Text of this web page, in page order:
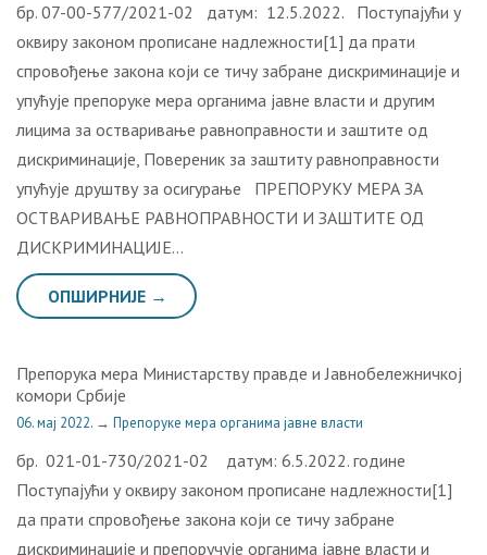
бр. 07-00-577/2021-02 датум: 12.5.2022. Поступајући у
оквиру законом прописане надлежности[1] да прати
спровођење закона који се тичу забране дискриминације и
упућује препоруке мера органима јавне власти и другим
лицима за остваривање равноправности и заштите од
дискриминације, Повереник за заштиту равноправности
упућује друштву за осигурање ПРЕПОРУКУ МЕРА ЗА
ОСТВАРИВАЊЕ РАВНОПРАВНОСТИ И ЗАШТИТЕ ОД
ДИСКРИМИНАЦИЈЕ…
ОПШИРНИЈЕ →
Препорука мера Министарству правде и Јавнобележничкој
комори Србије
06. мај 2022. → Препоруке мера органима јавне власти
бр. 021-01-730/2021-02 датум: 6.5.2022. године
Поступајући у оквиру законом прописане надлежности[1]
да прати спровођење закона који се тичу забране
дискриминације и препоручује органима јавне власти и